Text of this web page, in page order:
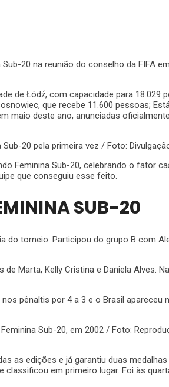
20 na reunião do conselho da FIFA
de Łódź, com capacidade para 18.029
que recebe 11.600 pessoas;
maio deste ano, anunciadas
20 pela primeira vez / Foto:
Feminina Sub-20, celebrando o fator
que conseguiu esse feito.
SUB-20
do torneio. Participou do grupo B com
Marta, Kelly Cristina e Daniela Alves.
pênaltis por 4 a 3 e o Brasil apareceu
Sub-20, em 2002 / Foto:
as edições e já garantiu duas
em primeiro lugar. Foi às